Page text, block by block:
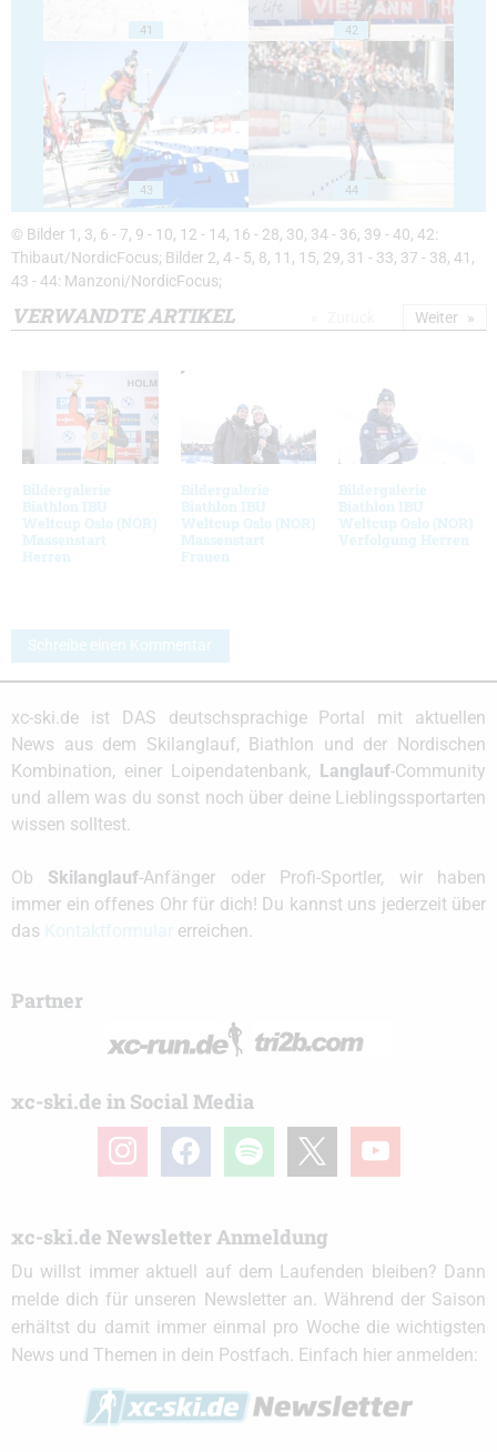
41 42
43 44
© Bilder 1, 3, 6 - 7, 9 - 10, 12 - 14, 16 - 28, 30, 34 - 36, 39 - 40, 42:
Thibaut/NordicFocus; Bilder 2, 4 - 5, 8, 11, 15, 29, 31 - 33, 37 - 38, 41,
43 - 44: Manzoni/NordicFocus;
VERWANDTE ARTIKEL
Bildergalerie
Biathlon IBU
Weltcup Oslo (NOR)
Massenstart
Herren
Bildergalerie
Biathlon IBU
Weltcup Oslo (NOR)
Massenstart
Frauen
Bildergalerie
Biathlon IBU
Weltcup Oslo (NOR)
Verfolgung Herren
Weiter
Schreibe einen Kommentar
xc-ski.de ist DAS deutschsprachige Portal mit aktuellen
News aus dem Skilanglauf, Biathlon und der Nordischen
Kombination, einer Loipendatenbank,
Langlauf-Community
und allem was du sonst noch über deine Lieblingssportarten
wissen solltest.
Ob Skilanglauf-Anfänger oder Profi-Sportler, wir haben
immer ein offenes Ohr für dich! Du kannst uns jederzeit über
das
erreichen.
Partner
xc-ski.de in Social Media
instagramfacebook spotify youtube
xc-ski.de Newsletter Anmeldung
Du willst immer aktuell auf dem Laufenden bleiben? Dann
melde dich für unseren Newsletter an. Während der Saison
erhältst du damit immer einmal pro Woche die wichtigsten
News und Themen in dein Postfach. Einfach hier anmelden: